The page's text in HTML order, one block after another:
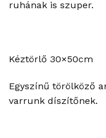
ruhának is szuper.
Kéztörlő 30×50cm
Egyszínű törölköző
varrunk díszítőnek.